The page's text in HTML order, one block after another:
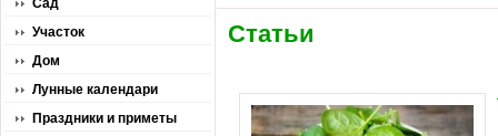
Сад
Участок
Дом
Лунные календари
Праздники и приметы
Статьи